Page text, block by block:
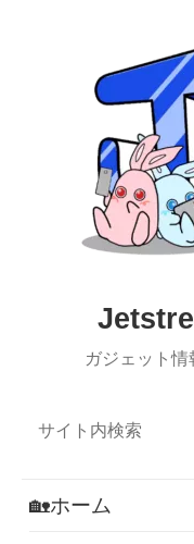
ガジェット
🏡ホーム